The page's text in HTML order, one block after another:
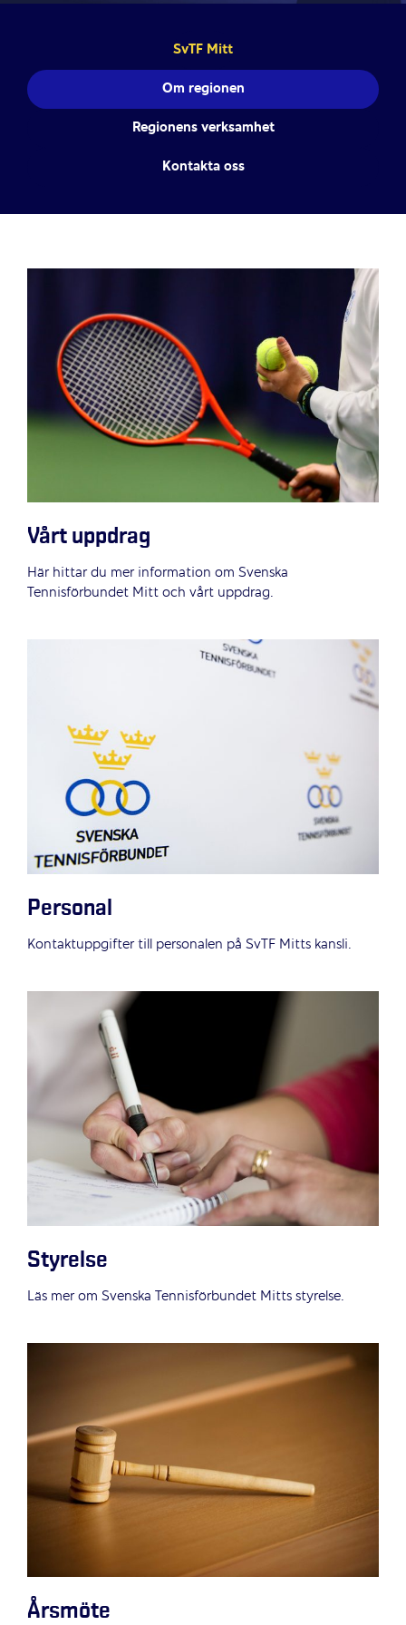
SvTF Mitt
Om regionen
Regionens verksamhet
Kontakta oss
Vårt uppdrag
Här hittar du mer information om Svenska
Tennisförbundet Mitt och vårt uppdrag.
Personal
Kontaktuppgifter till personalen på SvTF Mitts kansli.
Styrelse
Läs mer om Svenska Tennisförbundet Mitts styrelse.
Årsmöte